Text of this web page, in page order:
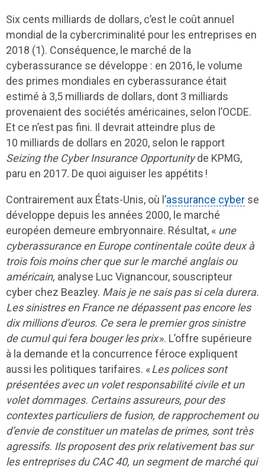
Six cents milliards de dollars, c’est le coût annuel
mondial de la cybercriminalité pour les entreprises en
2018 (1). Conséquence, le marché de la
cyberassurance se développe : en 2016, le volume
des primes mondiales en cyberassurance était
estimé à 3,5 milliards de dollars, dont 3 milliards
provenaient des sociétés américaines, selon l’OCDE.
Et ce n’est pas fini. Il devrait atteindre plus de
10 milliards de dollars en 2020, selon le rapport
Seizing the Cyber Insurance Opportunityde KPMG,
paru en 2017. De quoi aiguiser les appétits !
Contrairement aux États-Unis, où l’assurance cyber se
développe depuis les années 2000, le marché
européen demeure embryonnaire. Résultat, « une
cyberassurance en Europe continentale coûte deux à
trois fois moins cher que sur le marché anglais ou
américain, analyse Luc Vignancour, souscripteur
cyber chez Beazley. Mais je ne sais pas si cela durera.
Les sinistres en France ne dépassent pas encore les
dix millions d’euros. Ce sera le premier gros sinistre
de cumul qui fera bouger les prix». L’offre supérieure
à la demande et la concurrence féroce expliquent
aussi les politiques tarifaires. «Les polices sont
présentées avec un volet responsabilité civile et un
volet dommages. Certains assureurs, pour des
contextes particuliers de fusion, de rapprochement ou
d’envie de constituer un matelas de primes, sont très
agressifs. Ils proposent des prix relativement bas sur
les entreprises du CAC 40, un segment de marché qui